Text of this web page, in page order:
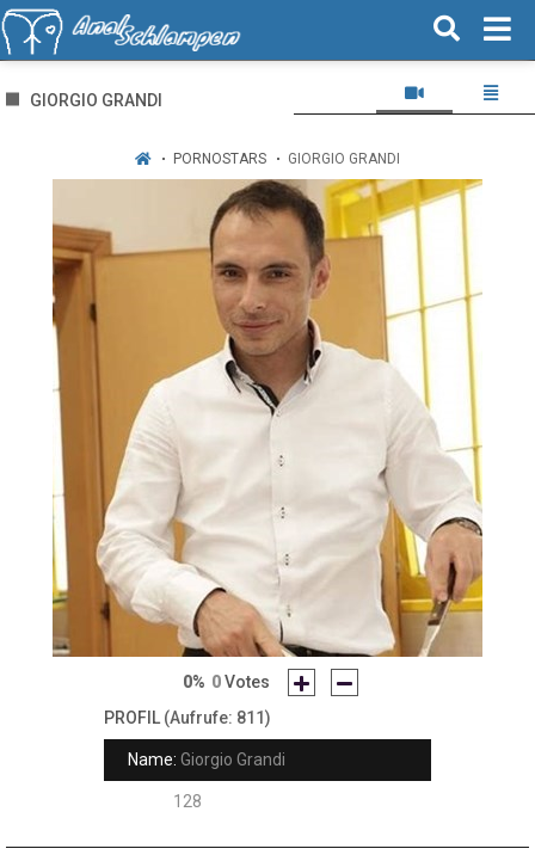
GIORGIO GRANDI
PORNOSTARS GIORGIO GRANDI
0% 0Votes
PROFIL (Aufrufe: 811)
Name: Giorgio Grandi
128